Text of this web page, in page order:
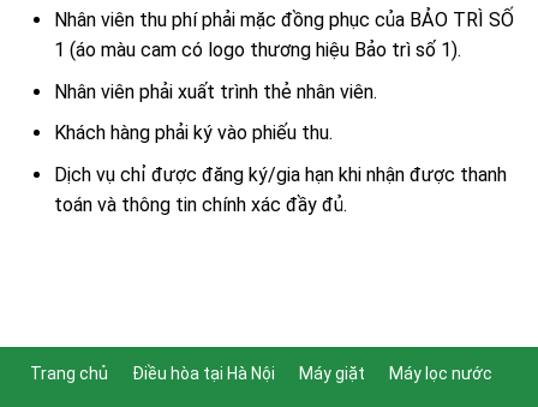
Nhân viên thu phí phải mặc đồng phục của BẢO TRÌ SỐ
1 (áo màu cam có logo thương hiệu Bảo trì số 1).
Nhân viên phải xuất trình thẻ nhân viên.
Khách hàng phải ký vào phiếu thu.
Dịch vụ chỉ được đăng ký/gia hạn khi nhận được thanh
toán và thông tin chính xác đầy đủ.
Trang chủ Điều hòa tại Hà Nội Máy giặt Máy lọc nước